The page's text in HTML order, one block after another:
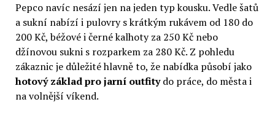
Pepco navíc nesází jen na jeden typ kousku. Vedle šatů
a sukní nabízí i pulovry s krátkým rukávem od 180 do
200 Kč, béžové i černé kalhoty za 250 Kč nebo
džínovou sukni s rozparkem za 280 Kč. Z pohledu
zákaznic je důležité hlavně to, že nabídka působí jako
hotový základ pro jarní outfitydo práce, do města i
na volnější víkend.